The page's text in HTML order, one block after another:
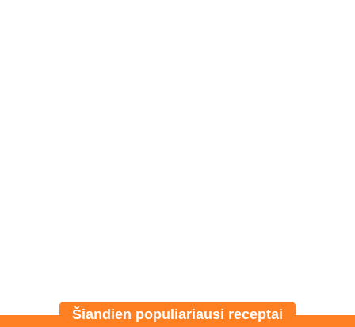
Šiandien populiariausi receptai